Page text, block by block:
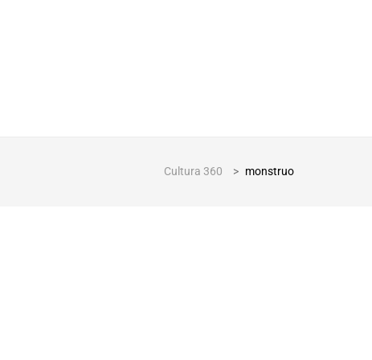
Cultura 360 > monstruo